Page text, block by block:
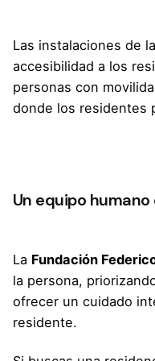
Las instalaciones de la
accesibilidad a los
personas con
donde los residentes
Un equipo
La Fundación
la persona,
ofrecer un cuidado
residente.